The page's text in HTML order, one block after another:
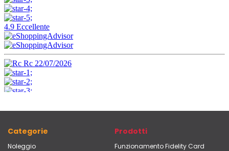
Categorie
Noleggio
Prodotti
Funzionamento Fidelity Card